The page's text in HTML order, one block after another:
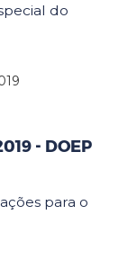
do
- DOEP
para o